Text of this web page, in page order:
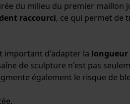
du milieu du premier maillon
raccourci, ce qui permet de
important d'adapter la longueur
de sculpture n'est pas
également le risque de